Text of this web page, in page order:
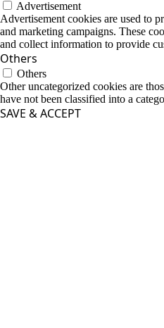
Advertisement
Advertisement cookies are used to
and marketing campaigns. These
and collect information to provide
Others
Others
Other uncategorized cookies are
have not been classified into a
SAVE & ACCEPT